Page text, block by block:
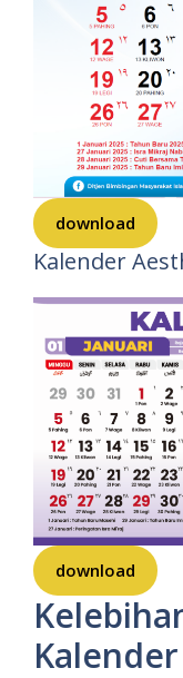
download
Kalender
download